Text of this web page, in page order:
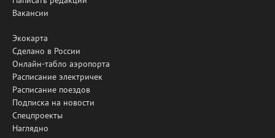
Вакансии
Экокарта
Сделано в России
Онлайн-табло аэропорта
Расписание электричек
Расписание поездов
Подписка на новости
Спецпроекты
Наглядно